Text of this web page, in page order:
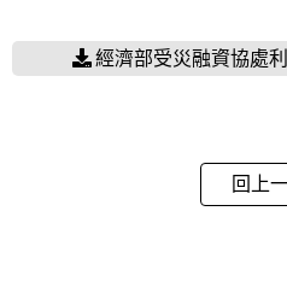
經濟部受災融資協處
回上